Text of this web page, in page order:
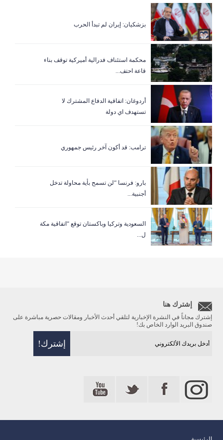
بزشكيان: إيران لم تبدأ الحرب
‏محكمة استئناف فدرالية أميركية توقف بناء
قاعة احتف...
أردوغان: اتفاقية الدفاع المشترك لا
تستهدف اي دولة
ترامب: قد أكون آخر رئيس جمهوري
بارو: فرنسا “لن تسمح بأية محاولة تدخل
أجنبية...
السعودية وتركيا وباكستان توقع “اتفاقية مكة
ل...
إشترك هنا
إشترك مجاناً في النشرة الإخبارية لتلقي أحدث الأخبار ومقالات حصرية مباشرة على
صندوق البريد الوارد الخاص بك!